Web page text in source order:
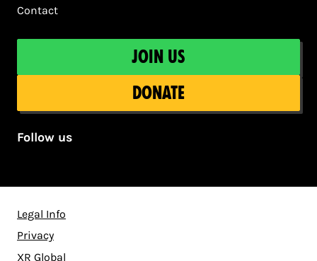
Contact
Join us
Donate
Follow us
Legal Info
Privacy
XR Global